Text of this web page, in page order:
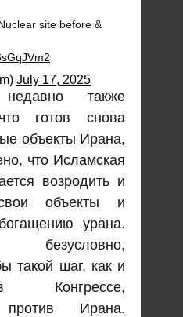
site before &
July 17, 2025
также
готов снова
объекты Ирана,
что Исламская
возродить и
свои объекты и
урана.
такой шаг, как и
против Ирана.